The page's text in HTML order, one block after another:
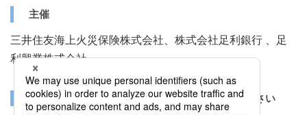
主催
三井住友海上火災保険株式会社、株式会社足利銀行 、足
利興業株式会社
詳しくは、下記のお問い合わせ先までご連絡ください